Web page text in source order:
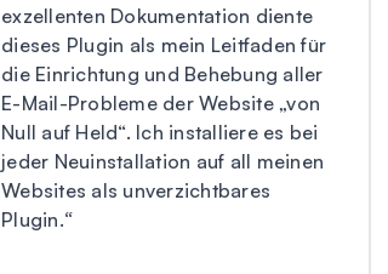
exzellenten Dokumentation diente
dieses Plugin als mein Leitfaden für
die Einrichtung und Behebung aller
E-Mail-Probleme der Website „von
Null auf Held“. Ich installiere es bei
jeder Neuinstallation auf all meinen
Websites als unverzichtbares
Plugin.“